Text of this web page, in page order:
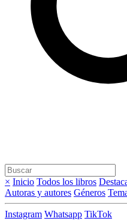
× Inicio Todos los libros
Autoras y autores Géneros
Instagram Whatsapp TikTok